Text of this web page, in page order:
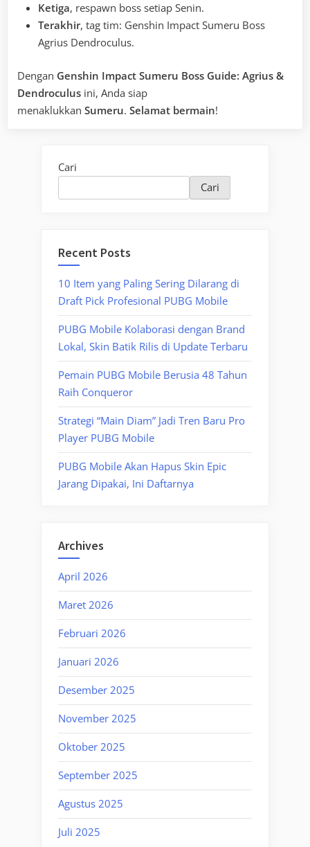
Ketiga, respawn boss setiap Senin.
Terakhir, tag tim: Genshin Impact Sumeru Boss
Agrius Dendroculus.
Dengan Genshin Impact Sumeru Boss Guide: Agrius &
Dendroculus ini, Anda siap
menaklukkan Sumeru. Selamat bermain!
Cari
Cari
Recent Posts
10 Item yang Paling Sering Dilarang di
Draft Pick Profesional PUBG Mobile
PUBG Mobile Kolaborasi dengan Brand
Lokal, Skin Batik Rilis di Update Terbaru
Pemain PUBG Mobile Berusia 48 Tahun
Raih Conqueror
Strategi “Main Diam” Jadi Tren Baru Pro
Player PUBG Mobile
PUBG Mobile Akan Hapus Skin Epic
Jarang Dipakai, Ini Daftarnya
Archives
April 2026
Maret 2026
Februari 2026
Januari 2026
Desember 2025
November 2025
Oktober 2025
September 2025
Agustus 2025
Juli 2025